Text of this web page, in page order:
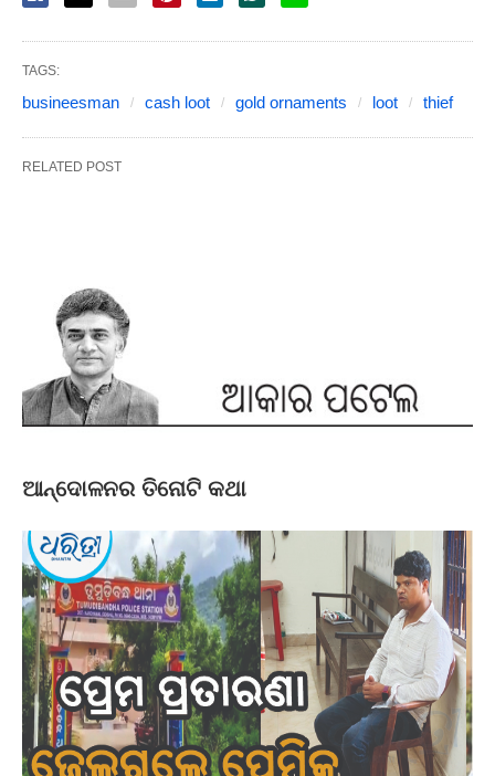
TAGS:
busineesman cash loot gold ornaments loot thief
RELATED POST
ଆନ୍ଦୋଳନର ତିନୋଟି କଥା